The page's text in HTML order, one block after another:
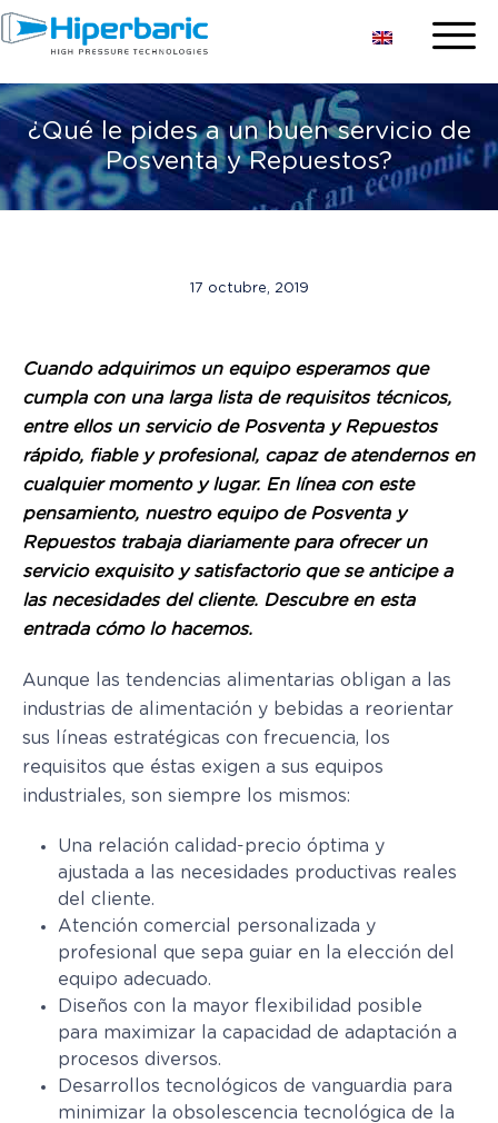
¿Qué le pides a un buen servicio de
Posventa y Repuestos?
17 octubre, 2019
Cuando adquirimos un equipo esperamos que
cumpla con una larga lista de requisitos técnicos,
entre ellos un servicio de Posventa y Repuestos
rápido, fiable y profesional, capaz de atendernos en
cualquier momento y lugar. En línea con este
pensamiento, nuestro equipo de Posventa y
Repuestos trabaja diariamente para ofrecer un
servicio exquisito y satisfactorio que se anticipe a
las necesidades del cliente. Descubre en esta
entrada cómo lo hacemos.
Aunque las tendencias alimentarias obligan a las
industrias de alimentación y bebidas a reorientar
sus líneas estratégicas con frecuencia, los
requisitos que éstas exigen a sus equipos
industriales, son siempre los mismos:
Una relación calidad-precio óptima y
ajustada a las necesidades productivas reales
del cliente.
Atención comercial personalizada y
profesional que sepa guiar en la elección del
equipo adecuado.
Diseños con la mayor flexibilidad posible
para maximizar la capacidad de adaptación a
procesos diversos.
Desarrollos tecnológicos de vanguardia para
minimizar la obsolescencia tecnológica de la